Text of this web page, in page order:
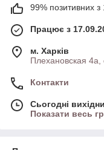
99% позитивних з
Працює з
м. Харків
Плехановская 4а,
Контакти
Сьогодні
Показати весь